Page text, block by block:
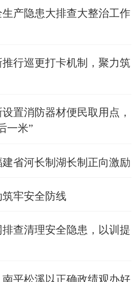
产隐患大排查大整治工作
行巡更打卡机制，聚力筑
置消防器材便民取用点，
一米”
省河长制湖长制正向激励
牢安全防线
查清理安全隐患，以训提
平松溪以正确政绩观办好